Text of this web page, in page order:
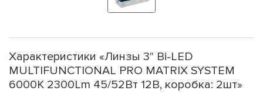
Характеристики «Линзы 3" Bi-LED
MULTIFUNCTIONAL PRO MATRIX SYSTEM
6000K 2300Lm 45/52Вт 12В, коробка: 2шт»